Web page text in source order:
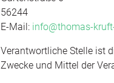
56244
E-Mail: info@thomas-
Verantwortliche Stelle ist
Zwecke und Mittel der